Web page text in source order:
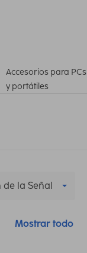
Accesorios para PCs
y portátiles
de la Señal
Mostrar todo